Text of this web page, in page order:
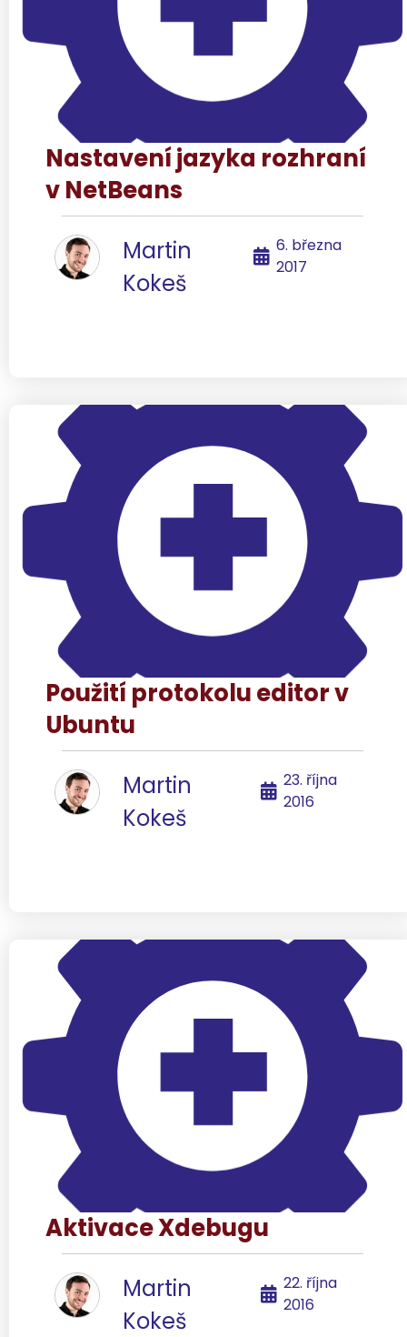
Nastavení jazyka rozhraní
v NetBeans
Martin
Kokeš
6. března
2017
Použití protokolu editor v
Ubuntu
Martin
Kokeš
23. října
2016
Aktivace Xdebugu
Martin
Kokeš
22. října
2016